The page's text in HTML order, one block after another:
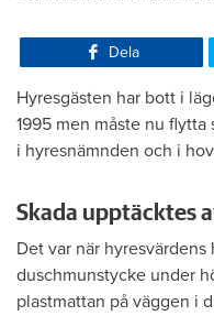
Dela
Hyresgästen har bott i
1995 men måste nu
i hyresnämnden och i
Skada upptäcktes
Det var när
duschmunstycke under
plastmattan på väggen i